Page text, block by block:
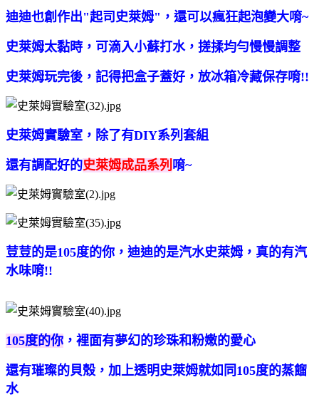
迪迪也創作出"起司史萊姆"，還可以瘋狂起泡變大唷~
史萊姆太黏時，可滴入小蘇打水，搓揉均勻慢慢調整
史萊姆玩完後，記得把盒子蓋好，放冰箱冷藏保存唷!!
史萊姆實驗室，除了有DIY系列套組
還有調配好的史萊姆成品系列 唷~
荳荳的是105度的你， 迪迪的是汽水史萊姆，真的有汽
水味唷!!
105度的你 ，裡面有夢幻的珍珠和粉嫩的愛心
還有璀璨的貝殼，加上透明史萊姆就如同105度的蒸餾
水